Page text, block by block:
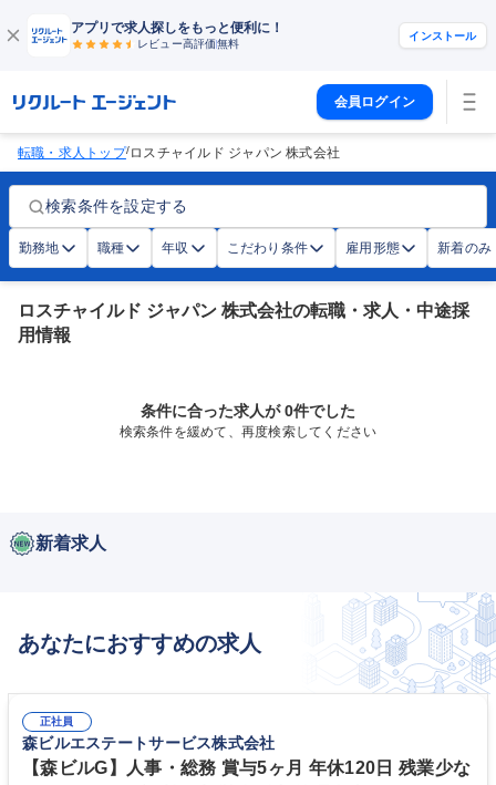
アプリで求人探しをもっと便利に！
レビュー高評価無料
インストール
会員ログイン
転職・求人トップ/ロスチャイルド ジャパン 株式会社
検索条件を設定する
勤務地 職種 年収 こだわり条件 雇用形態 新着のみ
ロスチャイルド ジャパン 株式会社の転職・求人・中途採
用情報
条件に合った求人が 0件でした
検索条件を緩めて、再度検索してください
新着求人
あなたにおすすめの求人
正社員
森ビルエステートサービス株式会社
【森ビルG】人事・総務 賞与5ヶ月 年休120日 残業少な